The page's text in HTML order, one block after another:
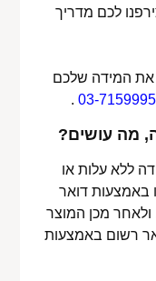
לכם מדריך
המידה שלכם
03-7159995
.
מה עושים?
ללא עלות או
באמצעות דואר
מכן המוצר
רשום באמצעות